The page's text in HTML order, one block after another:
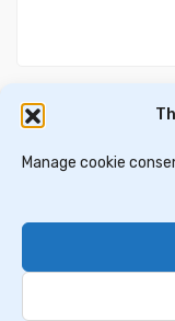
Manage cookie